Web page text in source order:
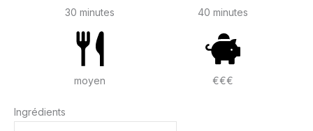
30 minutes 40 minutes
moyen €€€
Ingrédients